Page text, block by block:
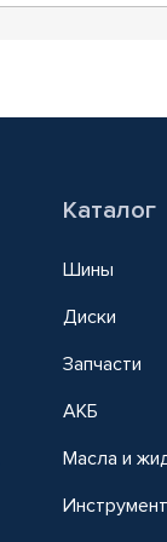
Каталог
Шины
Диски
Запчасти
АКБ
Масла и
Инструмент